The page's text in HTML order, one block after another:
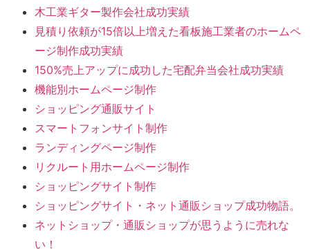
木工業ギター製作会社成功実績
見積り依頼が15倍以上増えた看板施工業者のホームペ
ージ制作成功実績
150%売上アップに成功した宅配弁当会社成功実績
機能別ホームページ制作
ショッピング通販サイト
スマートフォンサイト制作
ランディングページ制作
リクルート用ホームページ制作
ショッピングサイト制作
ショッピングサイト・ネット通販ショップ成功物語。
ネットショップ・通販ショップが思うように売れな
い！